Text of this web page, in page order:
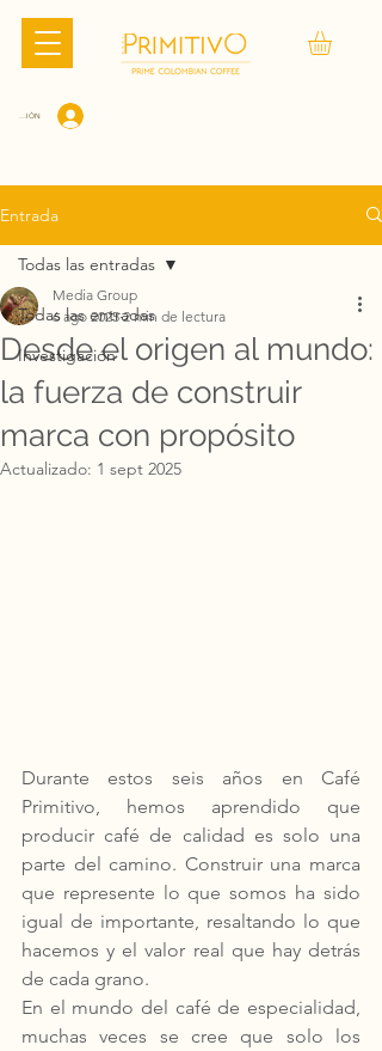
SESIÓN
Entrada
Todas las entradas
Investigación
Todas las entradas
Desde el origen al mundo:
la fuerza de construir
marca con propósito
Media Group
6 ago 2025 2 min de lectura
Actualizado: 1 sept 2025
Durante estos seis años en Café
Primitivo, hemos aprendido que
producir café de calidad es solo una
parte del camino. Construir una marca
que represente lo que somos ha sido
igual de importante, resaltando lo que
hacemos y el valor real que hay detrás
de cada grano.
En el mundo del café de especialidad,
muchas veces se cree que solo los